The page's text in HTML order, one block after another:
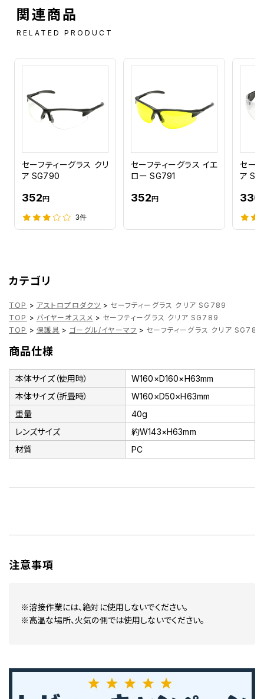
関連商品
RELATED PRODUCT
セーフティーグラス クリ
ア SG790
352円
3件
セーフティーグラス イエ
ロー SG791
352円
セー
ア
330
カテゴリ
TOP > アストロプロダクツ > セーフティーグラス クリア SG789
TOP > バイヤーオススメ > セーフティーグラス クリア SG789
TOP > 保護具 > ゴーグル/イヤーマフ > セーフティーグラス クリア SG789
商品仕様
本体サイズ（使用時）
W160×D160×H63mm
本体サイズ（折畳時）
W160×D50×H63mm
重量
40g
レンズサイズ
約W143×H63mm
材質
PC
注意事項
※溶接作業には、絶対に使用しないでください。
※高温な場所、火気の側では使用しないでください。